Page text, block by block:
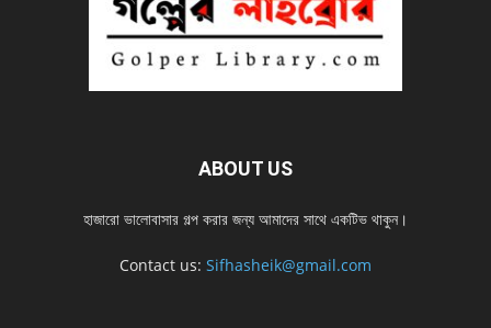
ABOUT US
হাজারো ভালোবাসার গল্প করার জন্য আমাদের সাথে একটিভ থাকুন।
Contact us: Sifhasheik@gmail.com